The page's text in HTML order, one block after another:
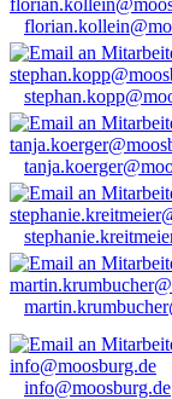
info@moosburg.de